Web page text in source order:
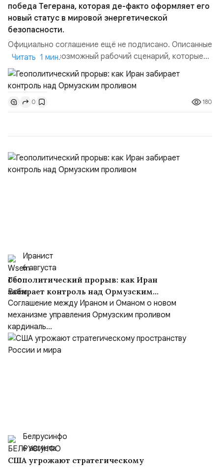
победа Тегерана, которая де-факто оформляет его
новый статус в мировой энергетической
безопасности.
Официально соглашение ещё не подписано. Описанные
пункты — это возможный рабочий сценарий, которые
скорее всего будут реализованы.Разбираем ключевые
тезисы и последствия этого соглашения:. 1. Новые
доли контроля (75 на 25). Было: Ранее Иран и Оман
контролировали пролив на паритетных началах —
50/50. Стало: Новое соглашение закрепляет за
Читать 1 мин.
0 180
Иранист
6 августа
Геополитический прорыв: как Иран
забирает контроль над Ормузским
проливом
Соглашение между Ираном и Оманом о новом
механизме управления Ормузским проливом
кардиналь...
Белрусинфо
6 августа
США угрожают стратегическому